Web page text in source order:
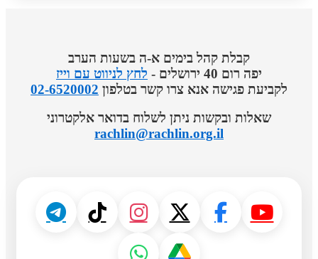
קבלת קהל בימים א-ה בשעות הערב
יפה רום 40 ירושלים -
לחץ לניווט עם וייז
לקביעת פגישה אנא צרו קשר בטלפון 02-6520002
שאלות ובקשות ניתן לשלוח בדואר אלקטרוני
rachlin@rachlin.org.il